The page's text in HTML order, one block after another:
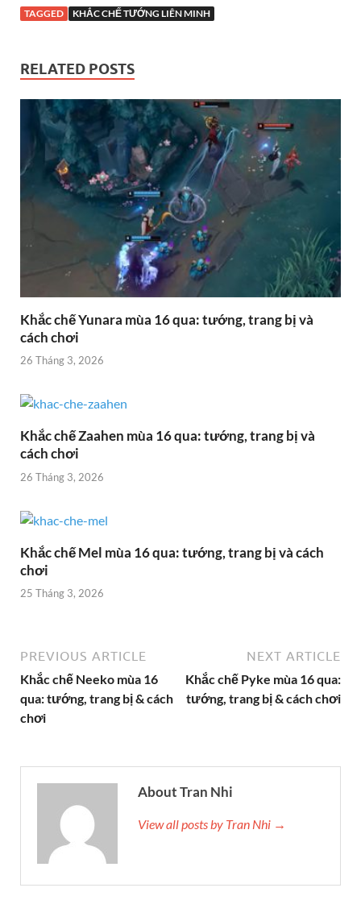
TAGGED KHẮC CHẾ TƯỚNG LIÊN MINH
RELATED POSTS
Khắc chế Yunara mùa 16 qua: tướng, trang bị và
cách chơi
26 Tháng 3, 2026
Khắc chế Zaahen mùa 16 qua: tướng, trang bị và
cách chơi
26 Tháng 3, 2026
Khắc chế Mel mùa 16 qua: tướng, trang bị và cách
chơi
25 Tháng 3, 2026
PREVIOUS ARTICLE
Khắc chế Neeko mùa 16
qua: tướng, trang bị & cách
chơi
NEXT ARTICLE
Khắc chế Pyke mùa 16 qua:
tướng, trang bị & cách chơi
About Tran Nhi
View all posts by Tran Nhi →